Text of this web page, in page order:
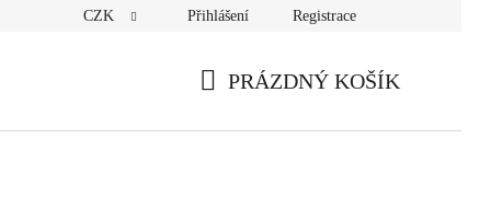
CZK Přihlášení Registrace
PRÁZDNÝ KOŠÍK